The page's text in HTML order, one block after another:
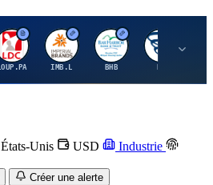
L
LOUP.PA
I
IMB.L
B
BHB
B
États-Unis USD
Industrie
Créer une alerte